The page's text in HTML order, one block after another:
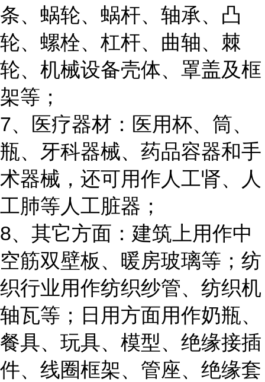
条、蜗轮、蜗杆、轴承、凸
轮、螺栓、杠杆、曲轴、棘
轮、机械设备壳体、罩盖及框
架等；
7、医疗器材：医用杯、筒、
瓶、牙科器械、药品容器和手
术器械，还可用作人工肾、人
工肺等人工脏器；
8、其它方面：建筑上用作中
空筋双壁板、暖房玻璃等；纺
织行业用作纺织纱管、纺织机
轴瓦等；日用方面用作奶瓶、
餐具、玩具、模型、绝缘接插
件、线圈框架、管座、绝缘套